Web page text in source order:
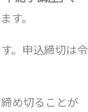
す。
。申込締切は令
め切ることが